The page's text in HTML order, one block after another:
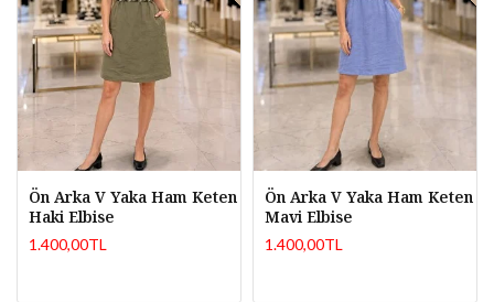
Ön Arka V Yaka Ham Keten
Haki Elbise
1.400,00TL
Ön Arka V Yaka Ham Keten
Mavi Elbise
1.400,00TL